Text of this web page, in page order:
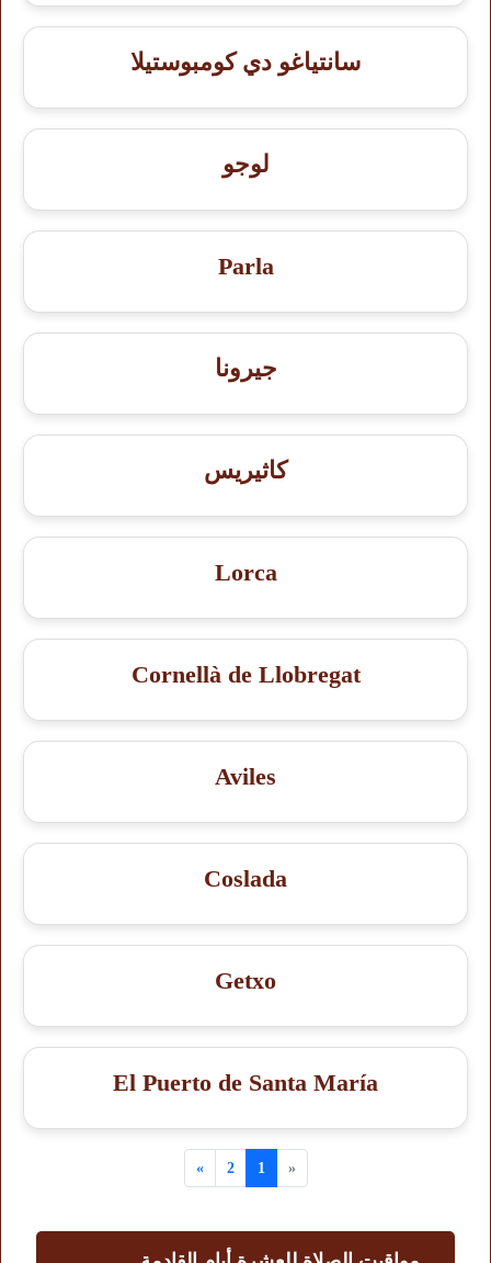
سانتياغو دي كومبوستيلا
لوجو
Parla
جيرونا
كاثيريس
Lorca
Cornellà de Llobregat
Aviles
Coslada
Getxo
El Puerto de Santa María
«
1
2
»